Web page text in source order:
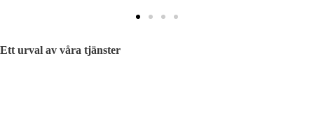
Ett urval av våra tjänster